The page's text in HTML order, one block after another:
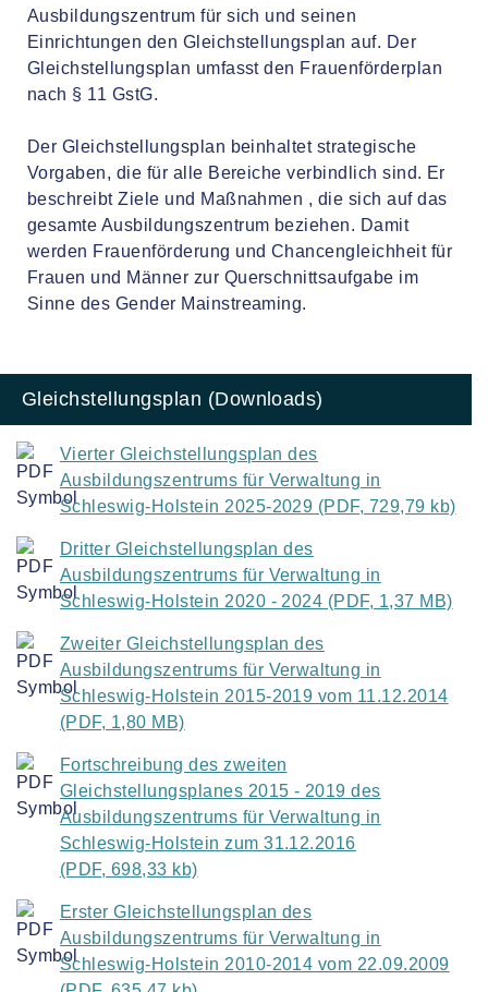
Ausbildungszentrum für sich und seinen
Einrichtungen den Gleichstellungsplan auf. Der
Gleichstellungsplan umfasst den Frauenförderplan
nach § 11 GstG.
Der Gleichstellungsplan beinhaltet strategische
Vorgaben, die für alle Bereiche verbindlich sind. Er
beschreibt Ziele und Maßnahmen , die sich auf das
gesamte Ausbildungszentrum beziehen. Damit
werden Frauenförderung und Chancengleichheit für
Frauen und Männer zur Querschnittsaufgabe im
Sinne des Gender Mainstreaming.
Gleichstellungsplan (Downloads)
Vierter Gleichstellungsplan des
Ausbildungszentrums für Verwaltung in
Schleswig-Holstein 2025-2029 (PDF, 729,79 kb)
Dritter Gleichstellungsplan des
Ausbildungszentrums für Verwaltung in
Schleswig-Holstein 2020 - 2024 (PDF, 1,37 MB)
Zweiter Gleichstellungsplan des
Ausbildungszentrums für Verwaltung in
Schleswig-Holstein 2015-2019 vom 11.12.2014
(PDF, 1,80 MB)
Fortschreibung des zweiten
Gleichstellungsplanes 2015 - 2019 des
Ausbildungszentrums für Verwaltung in
Schleswig-Holstein zum 31.12.2016
(PDF, 698,33 kb)
Erster Gleichstellungsplan des
Ausbildungszentrums für Verwaltung in
Schleswig-Holstein 2010-2014 vom 22.09.2009